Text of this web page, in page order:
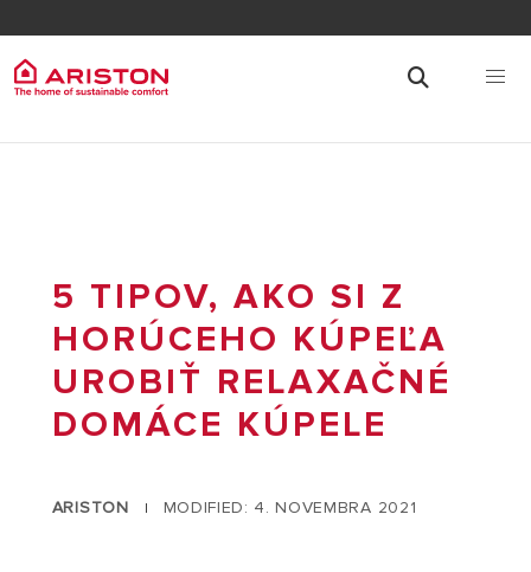
5 TIPOV, AKO SI Z
HORÚCEHO KÚPEĽA
UROBIŤ RELAXAČNÉ
DOMÁCE KÚPELE
ARISTON | MODIFIED: 4. NOVEMBRA 2021